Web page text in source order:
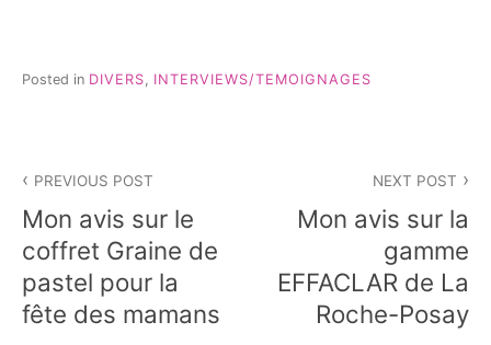
Posted in DIVERS INTERVIEWS/TEMOIGNAGES
de
l’article
PREVIOUS POST
Mon avis sur le
coffret Graine de
pastel pour la
fête des mamans
NEXT POST
Mon avis sur la
gamme
EFFACLAR de La
Roche-Posay